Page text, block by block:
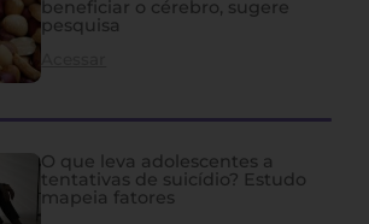
beneficiar o cérebro, sugere
pesquisa
O que leva adolescentes a
tentativas de suicídio? Estudo
mapeia fatores